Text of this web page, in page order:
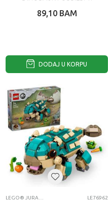
89,10 BAM
DODAJ U KORPU
LE76962